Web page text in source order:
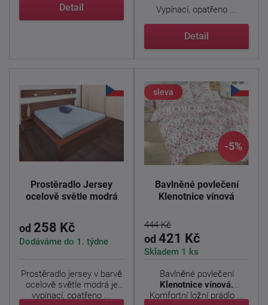
Detail
Vypínací, opatřeno ...
Detail
Prostěradlo Jersey
ocelově světle modrá
od 258 Kč
Dodáváme do 1. týdne
Prostěradlo jersey v barvě
ocelově světle modrá je
vypínací, opatřeno ...
sleva
-5%
Bavlněné povlečení
Klenotnice vínová
444 Kč
od 421 Kč
Skladem 1 ks
Bavlněné povlečení
Klenotnice vínová.
Komfortní ložní prádlo ...